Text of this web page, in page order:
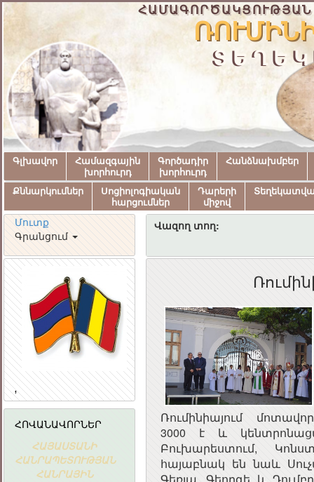
Գլխավոր
Համազգային
խորհուրդ
Գործադիր
խորհուրդ
Հանձնախմբեր
Քննարկումներ
Սոցիոլոգիական
հարցումներ
Դարերի
միջով
Մուտք
Գրանցում
Վազող տող:
,
ՀՈՎԱՆԱՎՈՐՆԵՐ
ՀԱՅԱՍՏԱՆԻ
ՀԱՆՐԱՊԵՏՈՒԹՅԱՆ
ՀԱՆՐԱՅԻՆ
Հայաստանի
Ակադեմիական
գիտահետազոտական
Ռումինիայում
3000 է և
Բուխարեստում,
հայաբնակ են նաև